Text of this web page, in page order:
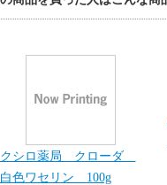
クシロ薬局 クローダ
白色ワセリン 100g